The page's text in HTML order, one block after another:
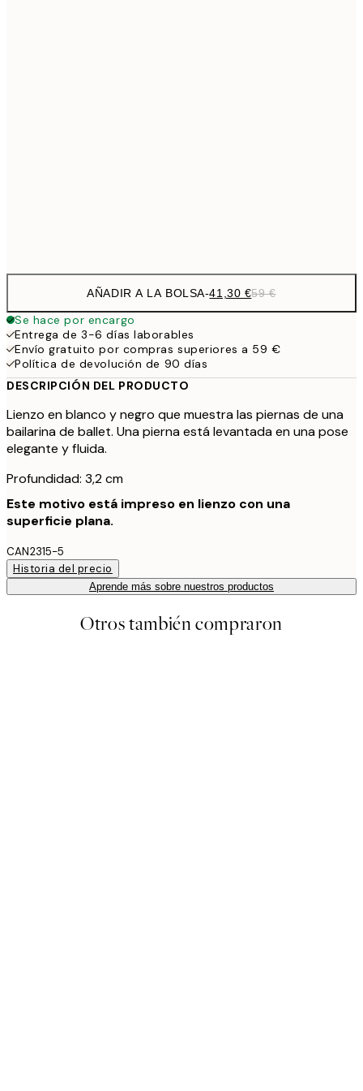
AÑADIR A LA BOLSA-41,30 €59 €
Se hace por encargo
Entrega de 3-6 días laborables
Envío gratuito por compras superiores a 59 €
Política de devolución de 90 días
DESCRIPCIÓN DEL PRODUCTO
Lienzo en blanco y negro que muestra las piernas de una
bailarina de ballet. Una pierna está levantada en una pose
elegante y fluida.
Profundidad: 3,2 cm
Este motivo está impreso en lienzo con una
superficie plana.
CAN2315-5
Historia del precio
Aprende más sobre nuestros productos
Otros también compraron